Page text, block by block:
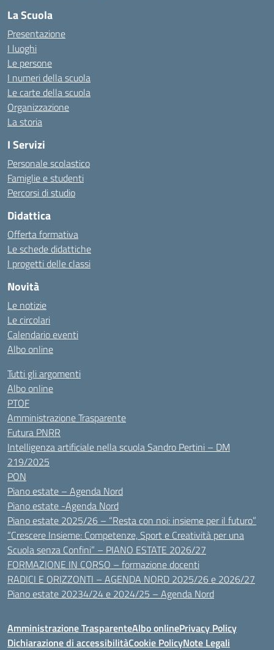
La Scuola
Presentazione
I luoghi
Le persone
I numeri della scuola
Le carte della scuola
Organizzazione
La storia
I Servizi
Personale scolastico
Famiglie e studenti
Percorsi di studio
Didattica
Offerta formativa
Le schede didattiche
I progetti delle classi
Novità
Le notizie
Le circolari
Calendario eventi
Albo online
Tutti gli argomenti
Albo online
PTOF
Amministrazione Trasparente
Futura PNRR
Intelligenza artificiale nella scuola Sandro Pertini – DM
219/2025
PON
Piano estate – Agenda Nord
Piano estate -Agenda Nord
Piano estate 2025/26 – “Resta con noi: insieme per il futuro”
“Crescere Insieme: Competenze, Sport e Creatività per una
Scuola senza Confini” – PIANO ESTATE 2026/27
FORMAZIONE IN CORSO – formazione docenti
RADICI E ORIZZONTI – AGENDA NORD 2025/26 e 2026/27
Piano estate 20234/24 e 2024/25 – Agenda Nord
Amministrazione TrasparenteAlbo onlinePrivacy Policy
Dichiarazione di accessibilitàCookie PolicyNote Legali